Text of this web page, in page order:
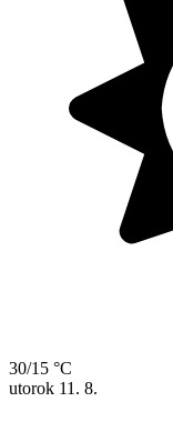
30/15 °C
utorok 11. 8.